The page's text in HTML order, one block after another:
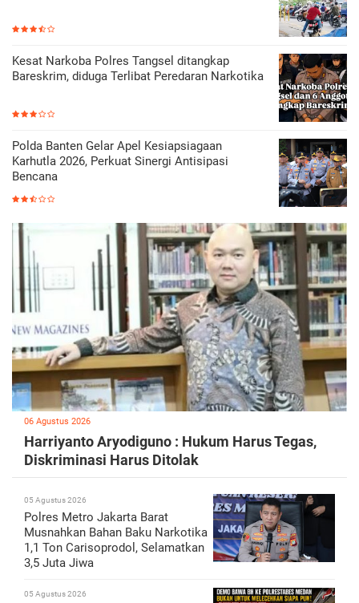
Kesat Narkoba Polres Tangsel ditangkap
Bareskrim, diduga Terlibat Peredaran Narkotika
Polda Banten Gelar Apel Kesiapsiagaan
Karhutla 2026, Perkuat Sinergi Antisipasi
Bencana
06 Agustus 2026
Harriyanto Aryodiguno : Hukum Harus Tegas,
Diskriminasi Harus Ditolak
05 Agustus 2026
Polres Metro Jakarta Barat
Musnahkan Bahan Baku Narkotika
1,1 Ton Carisoprodol, Selamatkan
3,5 Juta Jiwa
05 Agustus 2026